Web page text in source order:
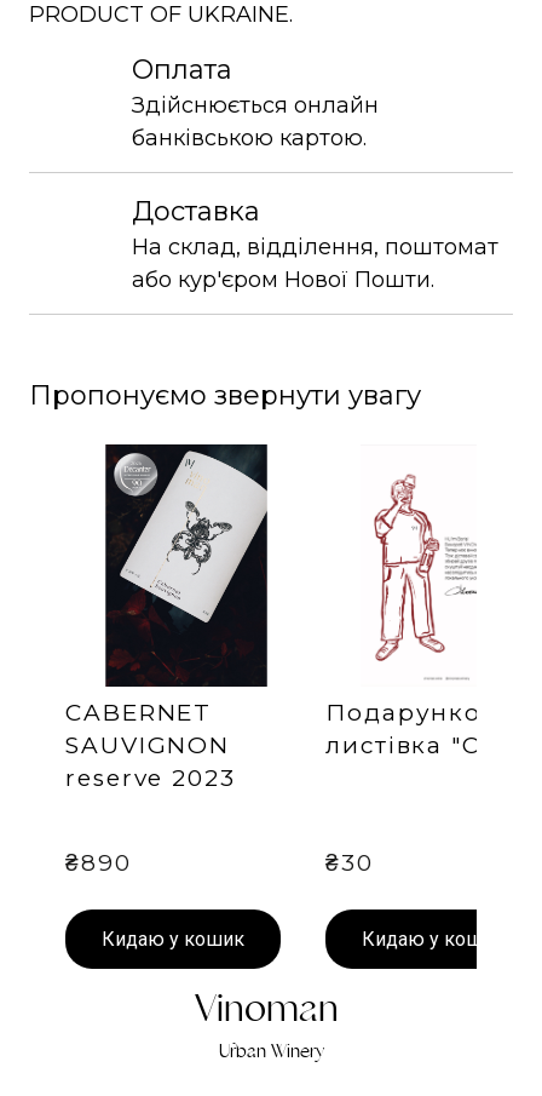
PRODUCT OF UKRAINE.
Оплата
Здійснюється онлайн
банківською картою.
Доставка
На склад, відділення, поштомат
або кур'єром Нової Пошти.
Пропонуємо звернути увагу
CABERNET
SAUVIGNON
reserve 2023
₴890
Кидаю у кошик
Подарункова
листівка
₴30
Кидаю у кошик
Vinoman
Urban Winery